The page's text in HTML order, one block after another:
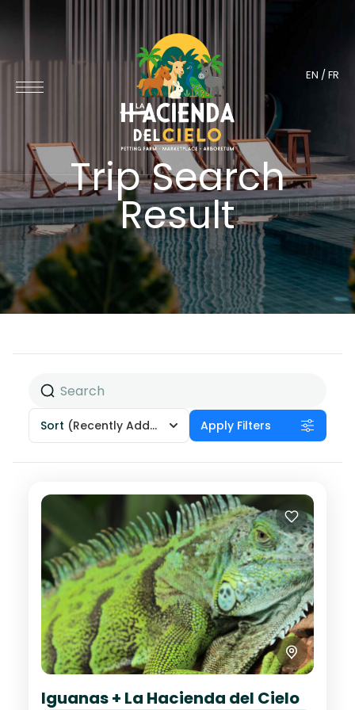
EN / FR
Trip Search
Result
Sort (Recently Added) Apply Filters
Iguanas + La Hacienda del Cielo